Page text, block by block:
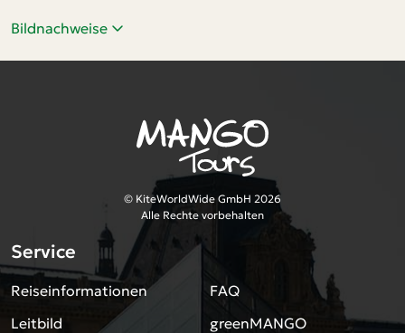
Bildnachweise
© KiteWorldWide GmbH 2026
Alle Rechte vorbehalten
Service
Reiseinformationen
Leitbild
FAQ
greenMANGO